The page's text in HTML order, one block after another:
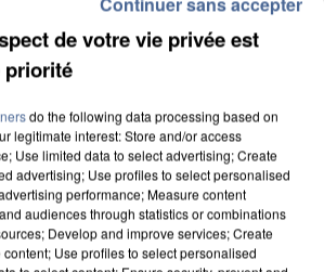
de la DZ Mafia interpellé en
réseau avait été interpellé
tôt.
de votre vie privée est
priorité
do the following data processing based on
legitimate interest: Store and/or access
Use limited data to select advertising; Create
advertising; Use profiles to select personalised
performance; Measure content
audiences through statistics or combinations
Develop and improve services; Create
Use profiles to select personalised